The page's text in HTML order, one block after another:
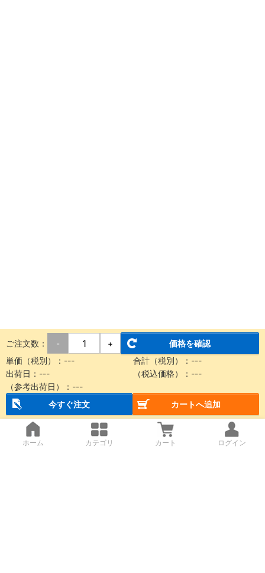
ご注文数： - +
価格を確認
単価（税別）： --- 合計（税別）： ---
出荷日： --- （税込価格）： ---
（参考出荷日）： ---
今すぐ注文
カートへ追加
ホーム カテゴリ カート ログイン